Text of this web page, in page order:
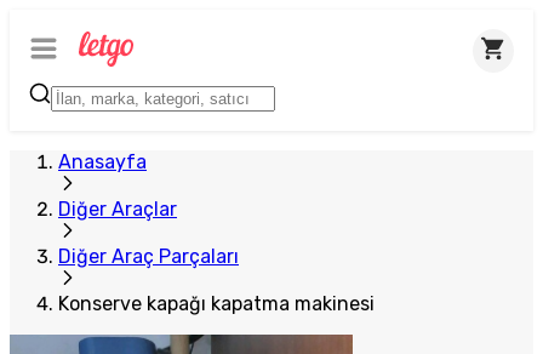
Anasayfa
Diğer Araçlar
Diğer Araç Parçaları
Konserve kapağı kapatma makinesi